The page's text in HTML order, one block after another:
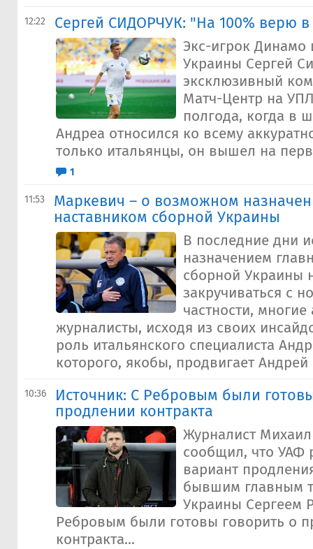
12:22 Сергей СИДОРЧУК: "На 100% верю
Экс-игрок Динамо
Украины Сергей
эксклюзивный
Матч-Центр на
полгода, когда в
Андреа относился ко всему
только итальянцы, он вышел на
1
11:53
Маркевич – о возможном
наставником сборной Украины
В последние дни
назначением
сборной Украины
закручиваться с
частности,
журналисты, исходя из своих
роль итальянского специалиста
которого, якобы, продвигает
10:36
Источник: С Ребровым были
продлении контракта
Журналист
сообщил, что УАФ
вариант
бывшим главным
Украины Сергеем
Ребровым были готовы говорить о
контракта...